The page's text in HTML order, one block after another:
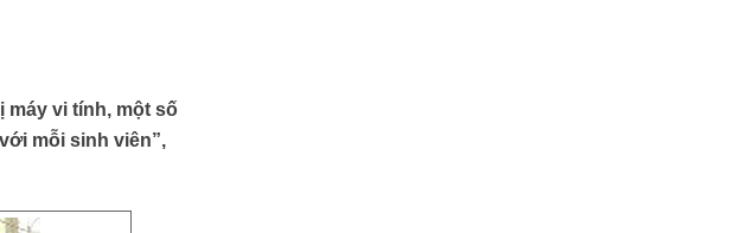
máy vi tính, một số
mỗi sinh viên”,